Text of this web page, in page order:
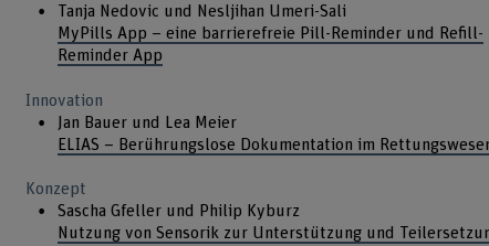
Tanja Nedovic und Nesljihan Umeri-Sali
MyPills App – eine barrierefreie Pill-Reminder und Refill-
Reminder App
Innovation
Jan Bauer und Lea Meier
ELIAS – Berührungslose Dokumentation im
Konzept
Sascha Gfeller und Philip Kyburz
Nutzung von Sensorik zur Unterstützung und